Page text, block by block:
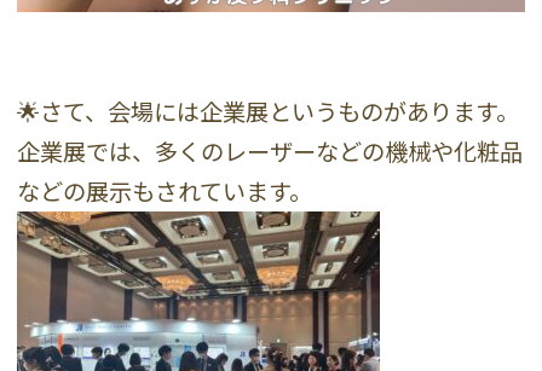
🌟さて、会場には企業展というものがあります。
企業展では、多くのレーザーなどの機械や化粧品
などの展示もされています。